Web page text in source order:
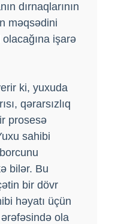
dırnaqlarının
məqsədini
işarə
ki, yuxuda
qərarsızlıq
prosesə
sahibi
bilər. Bu
bir dövr
həyatı üçün
ola